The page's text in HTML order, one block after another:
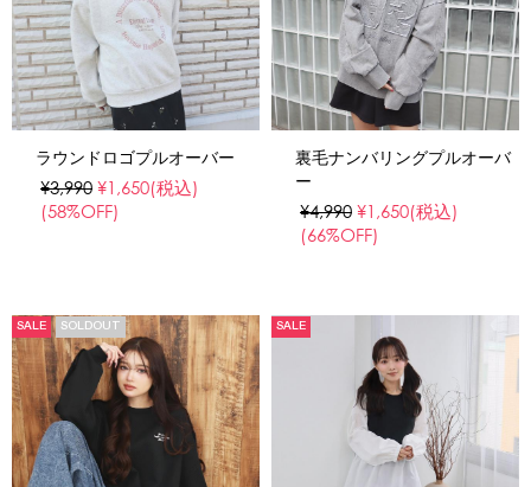
ラウンドロゴプルオーバー
¥3,990 ¥1,650(税込)
(58%OFF)
裏毛ナンバリングプルオーバ
ー
¥4,990 ¥1,650(税込)
(66%OFF)
SALE SOLDOUT SALE